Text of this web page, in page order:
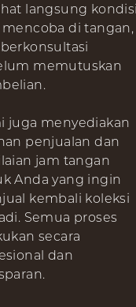
langsung
mencoba di tangan,
memutuskan
juga menyediakan
penjualan dan
jam tangan
Anda yang ingin
kembali koleksi
Semua proses
secara
dan